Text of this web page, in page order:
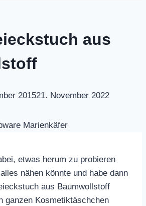
aus
201521. November 2022
etwas herum zu probieren
nähen könnte und habe dann
aus Baumwollstoff
ganzen Kosmetiktäschchen